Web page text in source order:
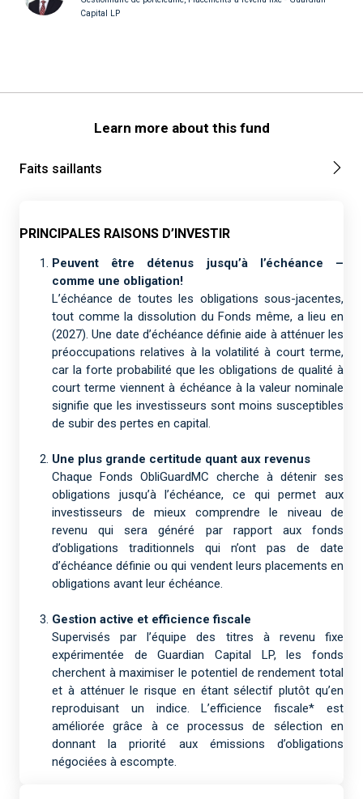
Capital LP
Learn more about this fund
Faits saillants
PRINCIPALES RAISONS D’INVESTIR
Peuvent être détenus jusqu’à l’échéance –
comme une obligation!
L’échéance de toutes les obligations sous-jacentes,
tout comme la dissolution du Fonds même, a lieu en
(2027). Une date d’échéance définie aide à atténuer les
préoccupations relatives à la volatilité à court terme,
car la forte probabilité que les obligations de qualité à
court terme viennent à échéance à la valeur nominale
signifie que les investisseurs sont moins susceptibles
de subir des pertes en capital.
Une plus grande certitude quant aux revenus
Chaque Fonds ObliGuardMC cherche à détenir ses
obligations jusqu’à l’échéance, ce qui permet aux
investisseurs de mieux comprendre le niveau de
revenu qui sera généré par rapport aux fonds
d’obligations traditionnels qui n’ont pas de date
d’échéance définie ou qui vendent leurs placements en
obligations avant leur échéance.
Gestion active et efficience fiscale
Supervisés par l’équipe des titres à revenu fixe
expérimentée de Guardian Capital LP, les fonds
cherchent à maximiser le potentiel de rendement total
et à atténuer le risque en étant sélectif plutôt qu’en
reproduisant un indice. L’efficience fiscale* est
améliorée grâce à ce processus de sélection en
donnant la priorité aux émissions d’obligations
négociées à escompte.